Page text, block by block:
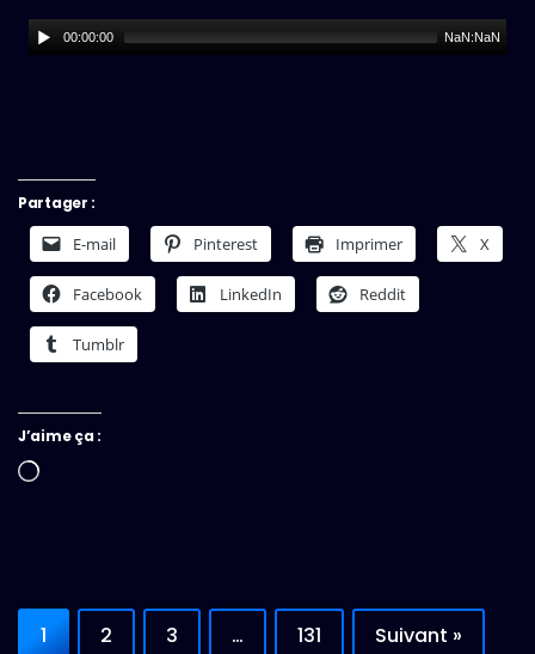
00:00:00 NaN:NaN
Partager :
E-mail Pinterest Imprimer X
Facebook LinkedIn Reddit
Tumblr
J’aime ça :
Chargement…
1 2 3 … 131 Suivant »